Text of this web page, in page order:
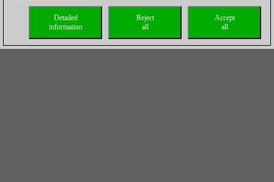
Accept
all
Reject
all
Detailed
information